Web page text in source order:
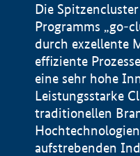
Die
Programms „go-
durch exzellente
effiziente
eine sehr hohe
Leistungsstarke
traditionellen
aufstrebenden